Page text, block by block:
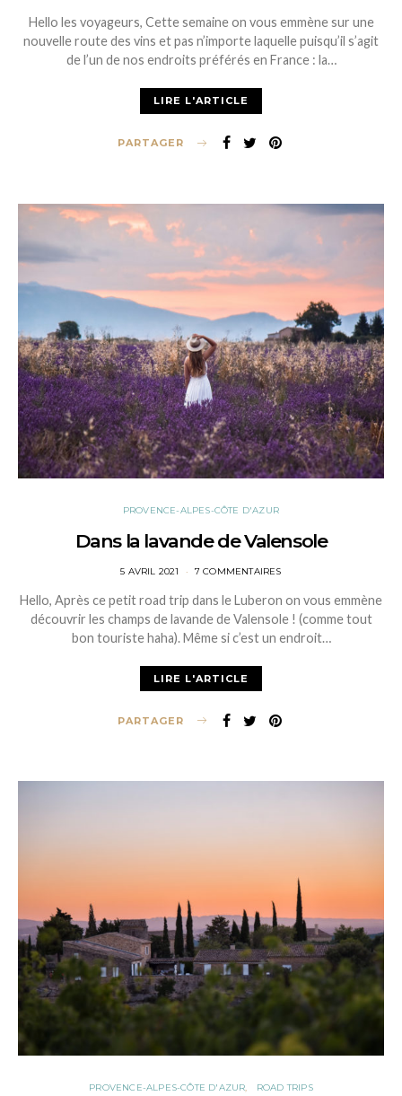
Hello les voyageurs, Cette semaine on vous emmène sur une
nouvelle route des vins et pas n’importe laquelle puisqu’il s’agit
de l’un de nos endroits préférés en France : la…
LIRE L'ARTICLE
PARTAGER
PROVENCE-ALPES-CÔTE D'AZUR
Dans la lavande de Valensole
POSTED
5 AVRIL 2021 7 COMMENTAIRES
Hello, Après ce petit road trip dans le Luberon on vous emmène
découvrir les champs de lavande de Valensole ! (comme tout
bon touriste haha). Même si c’est un endroit…
LIRE L'ARTICLE
PARTAGER
PROVENCE-ALPES-CÔTE D'AZUR ROAD TRIPS